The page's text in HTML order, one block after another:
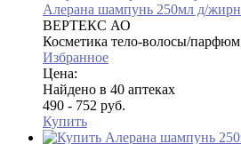
Алерана шампунь 250мл д/
ВЕРТЕКС АО
Косметика тело-волосы/парфюм
Избранное
Цена:
Найдено в 40 аптеках
490 - 752 руб.
Купить